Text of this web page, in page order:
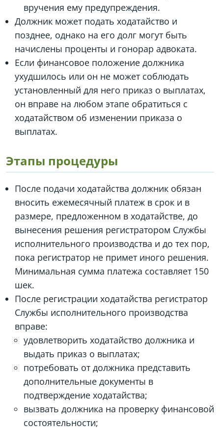
вручения ему предупреждения.
Должник может подать ходатайство и
позднее, однако на его долг могут быть
начислены проценты и гонорар адвоката.
Если финансовое положение должника
ухудшилось или он не может соблюдать
установленный для него приказ о выплатах,
он вправе на любом этапе обратиться с
ходатайством об изменении приказа о
выплатах.
Этапы процедуры
После подачи ходатайства должник обязан
вносить ежемесячный платеж в срок и в
размере, предложенном в ходатайстве, до
вынесения решения регистратором Службы
исполнительного производства и до тех пор,
пока регистратор не примет иного решения.
Минимальная сумма платежа составляет 150
шек.
После регистрации ходатайства регистратор
Службы исполнительного производства
вправе:
удовлетворить ходатайство должника и
выдать приказ о выплатах;
потребовать от должника представить
дополнительные документы в
подтверждение ходатайства;
вызвать должника на проверку финансовой
состоятельности;